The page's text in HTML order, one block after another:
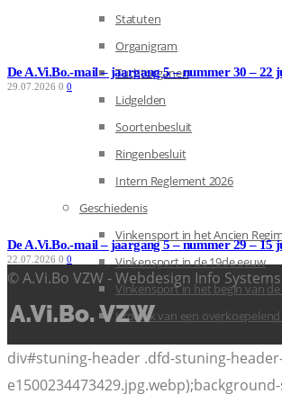
Statuten
Organigram
Tuchtorganen
Lidgelden
Soortenbesluit
Ringenbesluit
Intern Reglement 2026
Geschiedenis
Vinkensport in het Ancien
Vinkensport in de 19de eeuw
Vinkensport in het begin van
Kroniek van een
De A.Vi.Bo.-mail – jaargang 5 – nummer 30 – 22
29.07.2026 0 0
De A.Vi.Bo.-mail – jaargang 5 – nummer 29 – 15
22.07.2026 0 0
© A.Vi.Bo VZW - Webdesign Info
div#stuning-header .dfd-stuning-